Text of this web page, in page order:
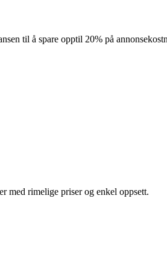
til å spare opptil 20% på
med rimelige priser og enkel oppsett.